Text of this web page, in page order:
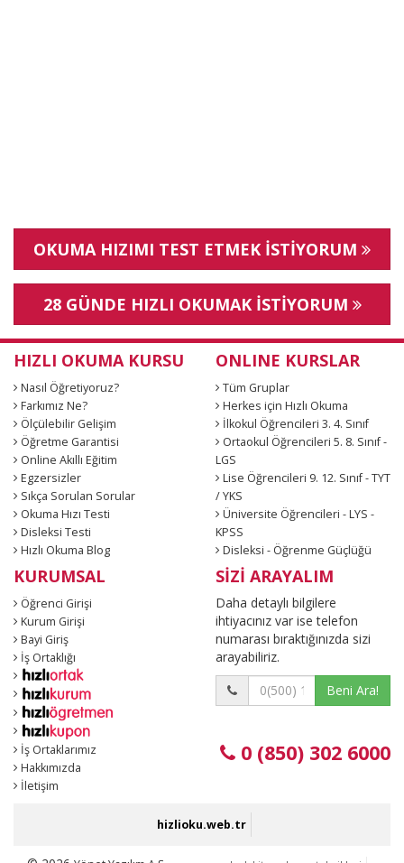
OKUMA HIZIMI TEST ETMEK İSTİYORUM
28 GÜNDE HIZLI OKUMAK İSTİYORUM
HIZLI OKUMA KURSU
Nasıl Öğretiyoruz?
Farkımız Ne?
Ölçülebilir Gelişim
Öğretme Garantisi
Online Akıllı Eğitim
Egzersizler
Sıkça Sorulan Sorular
Okuma Hızı Testi
Disleksi Testi
Hızlı Okuma Blog
ONLINE KURSLAR
Tüm Gruplar
Herkes için Hızlı Okuma
İlkokul Öğrencileri 3. 4. Sınıf
Ortaokul Öğrencileri 5. 8. Sınıf -
LGS
Lise Öğrencileri 9. 12. Sınıf - TYT
/ YKS
Üniversite Öğrencileri - LYS -
KPSS
Disleksi - Öğrenme Güçlüğü
KURUMSAL
Öğrenci Girişi
Kurum Girişi
Bayi Giriş
İş Ortaklığı
İş Ortaklarımız
Hakkımızda
İletişim
SİZİ ARAYALIM
Daha detaylı bilgilere
ihtiyacınız var ise telefon
numarası bıraktığınızda sizi
arayabiliriz.
Beni Ara!
0 (850) 302 6000
hizlioku.web.tr